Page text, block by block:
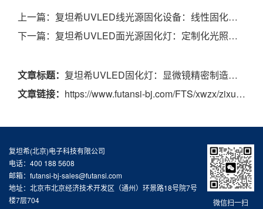
上一篇： 复坦希UVLED线光源固化设备：线性固化场景的精准解决方案，多行业适配之选
下一篇： 复坦希UVLED面光源固化灯：定制化光照方案，适配多行业精密固化需求
文章标题： 复坦希UVLED固化灯：显微镜精密制造的固化助力，保障微观观测清晰度
文章链接： https://www.futansi-bj.com/FTS/xwzx/zixun/1096.html
微信扫一扫
复坦希(北京)电子科技有限公司
电话：400 188 5608
邮箱：futansi-bj-sales@futansi.com
地址：北京市北京经济技术开发区（通州）环景路18号院7号
楼7层704